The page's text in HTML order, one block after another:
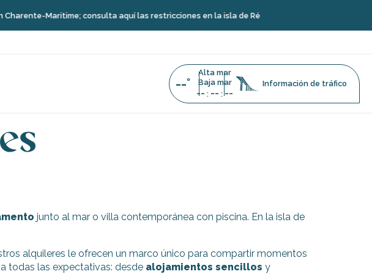
Maritime; consulta aquí las restricciones en la isla de Ré
--°
Alta mar
Baja mar
-- : -- : --
Información de tráfico
junto al mar o villa contemporánea con piscina. En la isla de
alquileres le ofrecen un marco único para compartir momentos
todas las expectativas: desde alojamientos sencillos y